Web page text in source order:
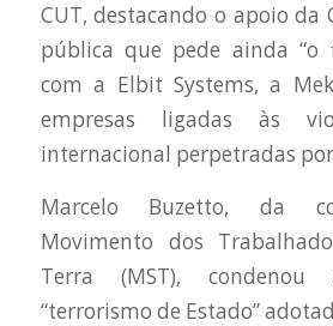
CUT, destacando o apoio da
pública que pede ainda “o
com a Elbit Systems, a
empresas ligadas às
internacional perpetradas por
Marcelo Buzetto, da
Movimento dos
Terra (MST),
“terrorismo de Estado”